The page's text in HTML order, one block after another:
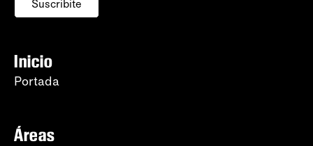
Suscribite
Inicio
Portada
Áreas